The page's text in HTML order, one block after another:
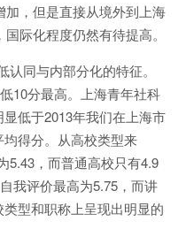
，但是直接从境外到上海
际化程度仍然有待提高。
认同与内部分化的特征。
10分最高。上海青年社科
低于2013年我们在上海市
得分。从高校类型来
5.43，而普通高校只有4.9
我评价最高为5.75，而讲
型和职称上呈现出明显的